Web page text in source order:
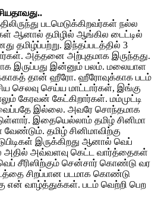
படமெடுக்கிறவர்கள் நல்ல
ஆனால் தமிழில் ஆங்கில டைட்டில்
தமிழ்ப்பற்று. இந்தப்படத்தில் 3
அத்தனை அற்புதமாக இருந்தது.
இருப்பது இன்னும் பலம். மலையாள
தான் ஹீரோ. ஹீரோவுக்காக படம்
செலவு செய்ய மாட்டார்கள், இங்கு
கேரவன் கேட்கிறார்கள். மம்முட்டி
வைப்பதே இல்லை. அவரே சொந்தமாக
இதையெல்லாம் தமிழ் சினிமா
தமிழ் சினிமாவிற்கு
இருக்கிறது ஆனால் வெப்
அதில் அவ்வளவு கெட்ட வார்த்தைகள்
வெப் சீரிஸிற்கும் சென்சார் கொண்டு வர
சிறப்பான படமாக கொண்டு
என் வாழ்த்துக்கள். படம் வெற்றி பெற